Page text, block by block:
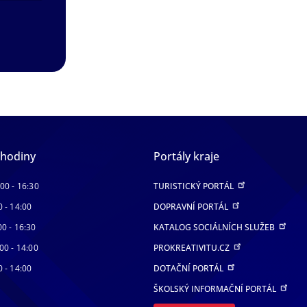
- 16:30
- 14:00
- 16:30
- 14:00
- 14:00
Portály kraje
TURISTICKÝ PORTÁL
DOPRAVNÍ PORTÁL
KATALOG SOCIÁLNÍCH SLUŽEB
PROKREATIVITU.CZ
DOTAČNÍ PORTÁL
ŠKOLSKÝ INFORMAČNÍ PORTÁL